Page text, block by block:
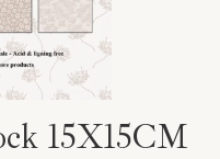
15X15CM